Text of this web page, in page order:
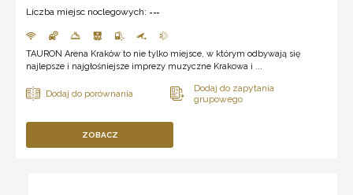
Liczba miejsc noclegowych: ---
TAURON Arena Kraków to nie tylko miejsce, w którym odbywają się
najlepsze i najgłośniejsze imprezy muzyczne Krakowa i ...
ZOBACZ